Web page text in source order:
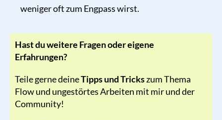
weniger oft zum Engpass wirst.
Hast du weitere Fragen oder eigene
Erfahrungen?
Teile gerne deineTipps und Trickszum Thema
Flow und ungestörtes Arbeiten mit mir und der
Community!